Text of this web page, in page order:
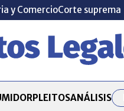
y ComercioCorte suprema
PLEITOSANÁLISIS